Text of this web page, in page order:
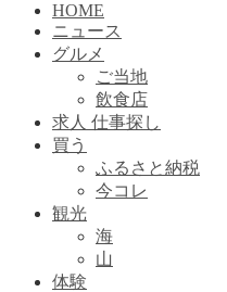
HOME
ニュース
グルメ
ご当地
飲食店
求人 仕事探し
買う
ふるさと納税
今コレ
観光
海
山
体験